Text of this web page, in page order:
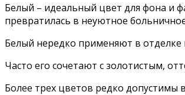
Белый – идеальный цвет для фона и
превратилась в неуютное
Белый нередко применяют в отделке
Часто его сочетают с золотистым,
Более трех цветов редко допустимы в